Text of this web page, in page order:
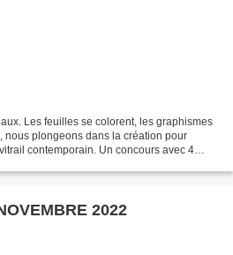
Les feuilles se colorent, les graphismes
nous plongeons dans la création pour
contemporain. Un concours avec 4
2022